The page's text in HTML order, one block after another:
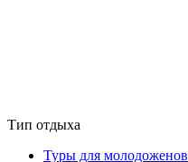
Тип отдыха
Туры для молодоженов